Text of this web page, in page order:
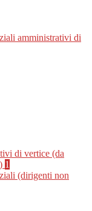
amministrativi di
di vertice (da
1
(dirigenti non